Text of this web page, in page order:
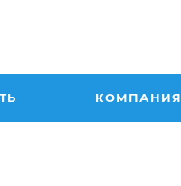
КОМПАНИЯ